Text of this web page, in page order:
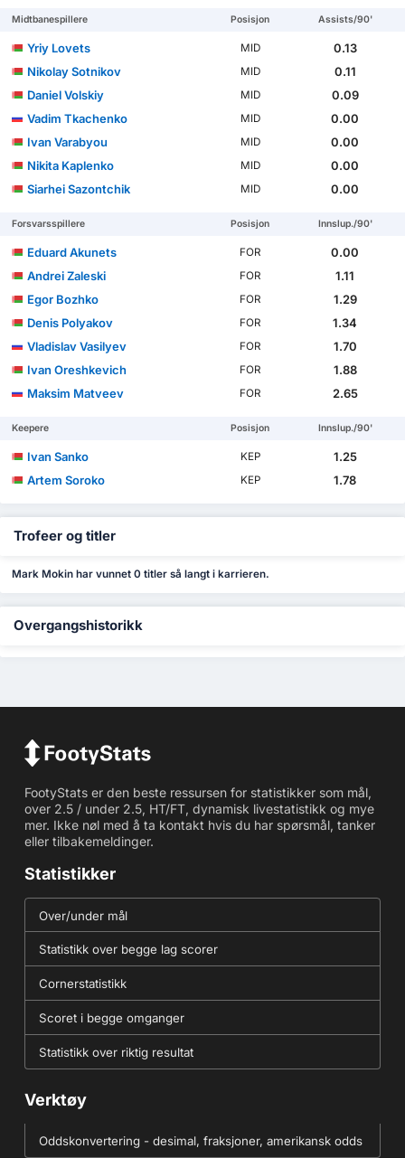
Midtbanespillere Posisjon Assists/90'
Yriy Lovets MID
0.13
Nikolay Sotnikov
MID
0.11
Daniel Volskiy
MID
0.09
Vadim Tkachenko
MID
0.00
Ivan Varabyou
MID
0.00
Nikita Kaplenko
MID
0.00
Siarhei Sazontchik
MID 0.00
Forsvarsspillere Posisjon Innslup./90'
Eduard Akunets FOR
0.00
Andrei Zaleski
FOR
1.11
Egor Bozhko
FOR
1.29
Denis Polyakov
FOR
1.34
Vladislav Vasilyev
FOR
1.70
Ivan Oreshkevich
FOR
1.88
Maksim Matveev
FOR 2.65
Keepere Posisjon Innslup./90'
Ivan Sanko KEP
1.25
Artem Soroko
KEP 1.78
Trofeer og titler
Mark Mokin har vunnet 0 titler så langt i karrieren.
Overgangshistorikk
FootyStats er den beste ressursen for statistikker som mål,
over 2.5 / under 2.5, HT/FT, dynamisk livestatistikk og mye
mer. Ikke nøl med å ta kontakt hvis du har spørsmål, tanker
eller tilbakemeldinger.
Statistikker
Over/under mål
Statistikk over begge lag scorer
Cornerstatistikk
Scoret i begge omganger
Statistikk over riktig resultat
Verktøy
Oddskonvertering - desimal, fraksjoner, amerikansk odds